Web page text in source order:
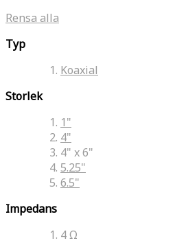
Rensa alla
Typ
Koaxial
Storlek
1"
4"
4" x 6"
5.25"
6.5"
Impedans
4 Ω